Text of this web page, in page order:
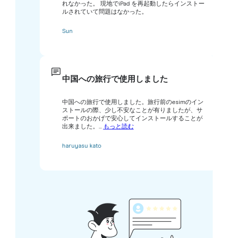
れなかった。 現地でiPad を再起動したらインストー
ルされていて問題はなかった。
Sun
中国への旅行で使用しました
中国への旅行で使用しました。旅行前のesimのイン
ストールの際、少し不安なことが有りましたが、サ
ポートのおかげで安心してインストールすることが
出来ました。... もっと読む
haruyasu kato